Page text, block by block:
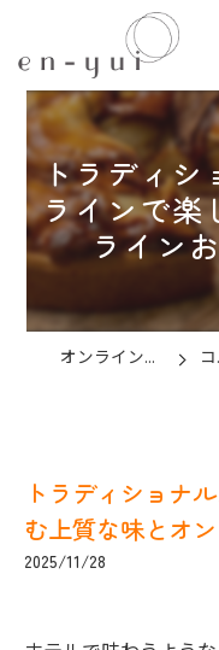
トラディシ
ラインで楽
ライン
オンラインのお菓子教室ならen-yui コラム
トラディショナ
む上質な味とオ
2025/11/28